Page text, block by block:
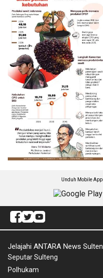
Unduh Mobile
Jelajahi ANTARA News
Seputar Sulteng
Polhukam